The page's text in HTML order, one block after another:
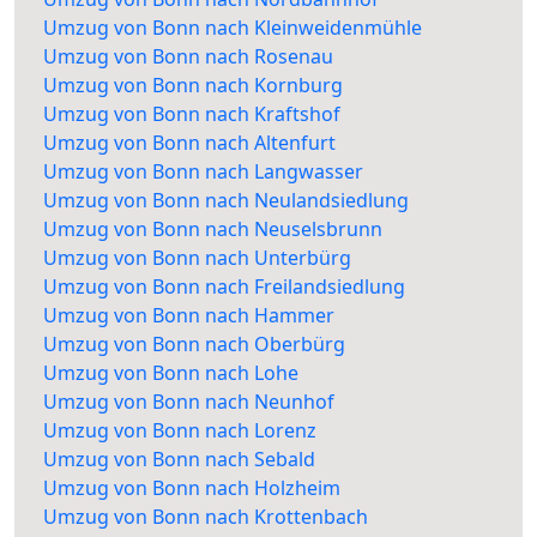
Umzug von Bonn nach Kleinweidenmühle
Umzug von Bonn nach Rosenau
Umzug von Bonn nach Kornburg
Umzug von Bonn nach Kraftshof
Umzug von Bonn nach Altenfurt
Umzug von Bonn nach Langwasser
Umzug von Bonn nach Neulandsiedlung
Umzug von Bonn nach Neuselsbrunn
Umzug von Bonn nach Unterbürg
Umzug von Bonn nach Freilandsiedlung
Umzug von Bonn nach Hammer
Umzug von Bonn nach Oberbürg
Umzug von Bonn nach Lohe
Umzug von Bonn nach Neunhof
Umzug von Bonn nach Lorenz
Umzug von Bonn nach Sebald
Umzug von Bonn nach Holzheim
Umzug von Bonn nach Krottenbach